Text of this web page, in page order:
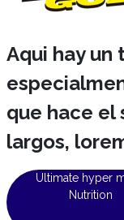
Aqui hay
que hace el
largos,
Ultimate hyper
Nutrition